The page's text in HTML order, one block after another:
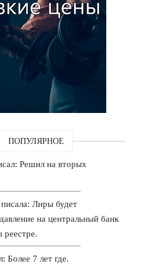
ПОПУЛЯРНОЕ
Решил на вторых
писала: Лиры будет
на центральный банк
реестре.
Более 7 лет где.